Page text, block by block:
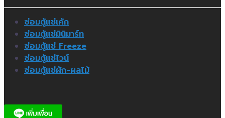
ซ่อมตู้แช่เค้ก
ซ่อมตู้แช่มินิมาร์ท
ซ่อมตู้แช่ Freeze
ซ่อมตู้แช่ไวน์
ซ่อมตู้แช่ผัก-ผลไม้